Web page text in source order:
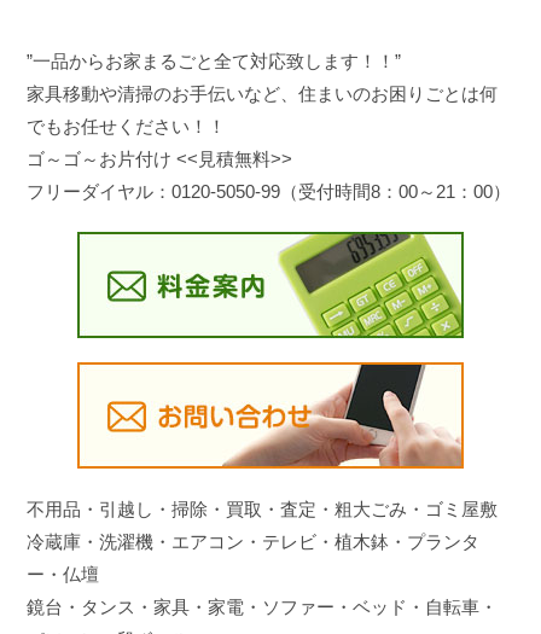
”一品からお家まるごと全て対応致します！！”
家具移動や清掃のお手伝いなど、住まいのお困りごとは何
でもお任せください！！
ゴ～ゴ～お片付け <<見積無料>>
フリーダイヤル：0120-5050-99（受付時間8：00～21：00）
不用品・引越し・掃除・買取・査定・粗大ごみ・ゴミ屋敷
冷蔵庫・洗濯機・エアコン・テレビ・植木鉢・プランタ
ー・仏壇
鏡台・タンス・家具・家電・ソファー・ベッド・自転車・